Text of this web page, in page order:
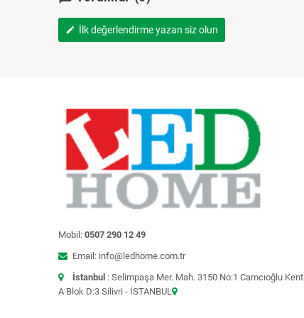
edit İlk değerlendirme yazan siz olun
Mobil: 0507 290 12 49
Email: info@ledhome.com.tr
İstanbul : Selimpaşa Mer. Mah. 3150 No:1 Camcıoğlu Kent
A Blok D:3 Silivri - İSTANBUL